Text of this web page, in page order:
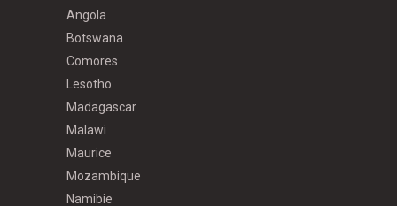
Angola
Botswana
Comores
Lesotho
Madagascar
Malawi
Maurice
Mozambique
Namibie